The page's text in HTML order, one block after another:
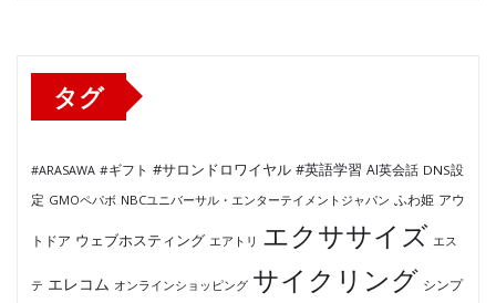
タグ
#ARASAWA #ギフト #サロンドロワイヤル #英語学習 AI英会話 DNS設
定 GMOペパボ NBCユニバーサル・エンターテイメントジャパン ふわ姫 アウ
トドア ウェブホスティング エアトリ エクササイズ エス
テ エレコム オンラインショッピング サイクリング シンプ